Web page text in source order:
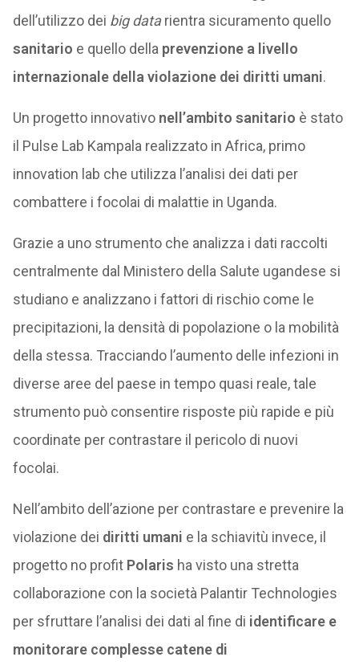
dell’utilizzo dei big datarientra sicuramento quello
sanitario e quello della prevenzione a livello
internazionale della violazione dei diritti umani.
Un progetto innovativo nell’ambito sanitario è stato
il Pulse Lab Kampala realizzato in Africa, primo
innovation lab che utilizza l’analisi dei dati per
combattere i focolai di malattie in Uganda.
Grazie a uno strumento che analizza i dati raccolti
centralmente dal Ministero della Salute ugandese si
studiano e analizzano i fattori di rischio come le
precipitazioni, la densità di popolazione o la mobilità
della stessa. Tracciando l’aumento delle infezioni in
diverse aree del paese in tempo quasi reale, tale
strumento può consentire risposte più rapide e più
coordinate per contrastare il pericolo di nuovi
focolai.
Nell’ambito dell’azione per contrastare e prevenire la
violazione dei diritti umani e la schiavitù invece, il
progetto no profit Polaris ha visto una stretta
collaborazione con la società Palantir Technologies
per sfruttare l’analisi dei dati al fine di identificare e
monitorare complesse catene di